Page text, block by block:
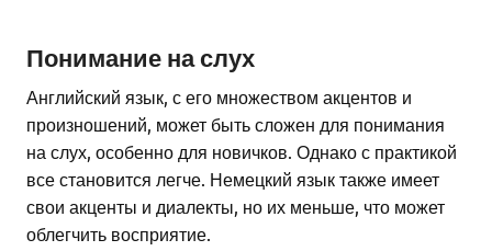
Понимание на слух
Английский язык, с его множеством акцентов и
произношений, может быть сложен для понимания
на слух, особенно для новичков. Однако с практикой
все становится легче. Немецкий язык также имеет
свои акценты и диалекты, но их меньше, что может
облегчить восприятие.